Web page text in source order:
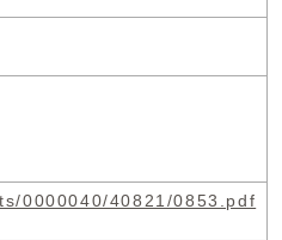
0000040/40821/0853.pdf